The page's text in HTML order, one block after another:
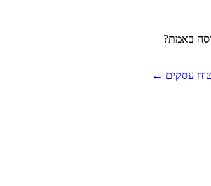
באמת?
עסקים ←